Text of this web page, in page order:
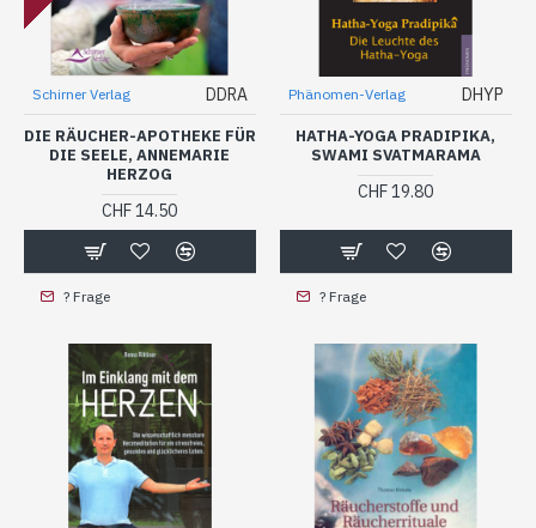
Schirner Verlag DDRA
DIE RÄUCHER-APOTHEKE FÜR
DIE SEELE, ANNEMARIE
HERZOG
CHF 14.50
? Frage
Phänomen-Verlag DHYP
HATHA-YOGA PRADIPIKA,
SWAMI SVATMARAMA
CHF 19.80
? Frage